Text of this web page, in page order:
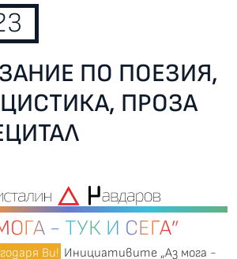
ПО ПОЕЗИЯ,
ПРОЗА
- ТУК И СЕГА”
Ви! Инициативите „Аз мога -